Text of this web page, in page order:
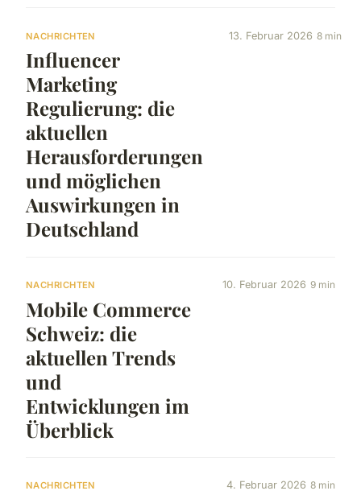
NACHRICHTEN
Influencer
Marketing
Regulierung: die
aktuellen
Herausforderungen
und möglichen
Auswirkungen in
Deutschland
13. Februar 2026 8 min
NACHRICHTEN
Mobile Commerce
Schweiz: die
aktuellen Trends
und
Entwicklungen im
Überblick
10. Februar 2026 9 min
NACHRICHTEN 4. Februar 2026 8 min